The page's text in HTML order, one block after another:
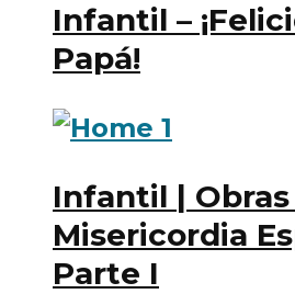
Infantil –
Papá!
Infantil |
Misericordia
Parte I